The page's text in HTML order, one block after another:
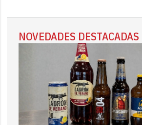
NOVEDADES DESTACADAS